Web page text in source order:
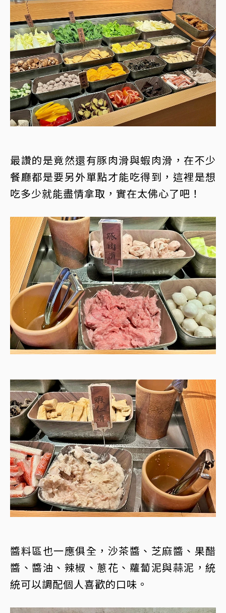
最讚的是竟然還有豚肉滑與蝦肉滑，在不少
餐廳都是要另外單點才能吃得到，這裡是想
吃多少就能盡情拿取，實在太佛心了吧！
醬料區也一應俱全，沙茶醬、芝麻醬、果醋
醬、醬油、辣椒、蔥花、蘿蔔泥與蒜泥，統
統可以調配個人喜歡的口味。